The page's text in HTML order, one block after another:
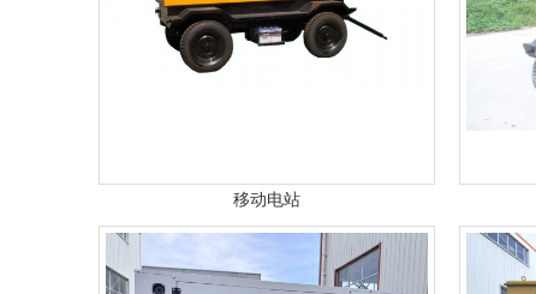
移动电站